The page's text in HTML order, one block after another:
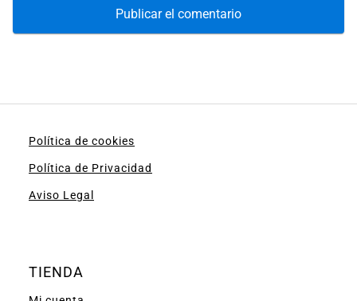
Política de cookies
Política de Privacidad
Aviso Legal
TIENDA